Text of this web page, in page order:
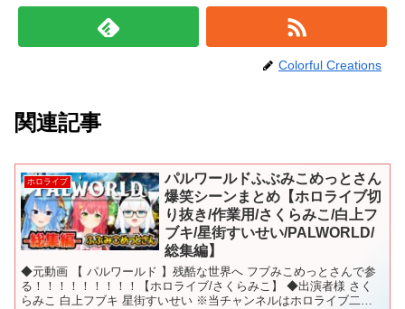
Colorful Creations
関連記事
ホロライブ
パルワールドふぶみこめっとさん
爆笑シーンまとめ【ホロライブ切
り抜き/作業用/さくらみこ/白上フ
ブキ/星街すいせい/PALWORLD/
総集編】
◆元動画 【 パルワールド 】残酷な世界へ フブみこめっとさんで参
る！！！！！！！！！【ホロライブ/さくらみこ】 ◆出演者様 さく
らみこ 白上フブキ 星街すいせい ※当チャンネルはホロライブ二次